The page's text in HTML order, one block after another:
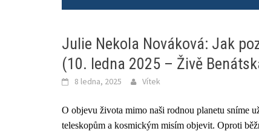
Julie Nekola Nováková: Jak
(10. ledna 2025 – Živě
8 ledna, 2025 Vítek
O objevu života mimo naši rodnou planetu sníme
teleskopům a kosmickým misím objevit. Oproti